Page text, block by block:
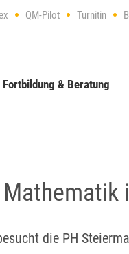
QM-Pilot Turnitin
Fortbildung & Beratung
die PH